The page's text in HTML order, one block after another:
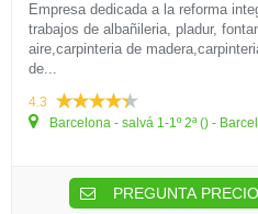
Empresa dedicada a la reforma
trabajos de albañileria, pladur,
aire,carpinteria de
de...
4.3
Barcelona - salvá 1-1º 2ª () -
PREGUNTA